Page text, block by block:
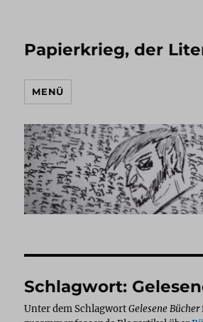
Papierkrieg, der
MENÜ
Schlagwort:
Unter dem SchlagwortGelesene Bücher